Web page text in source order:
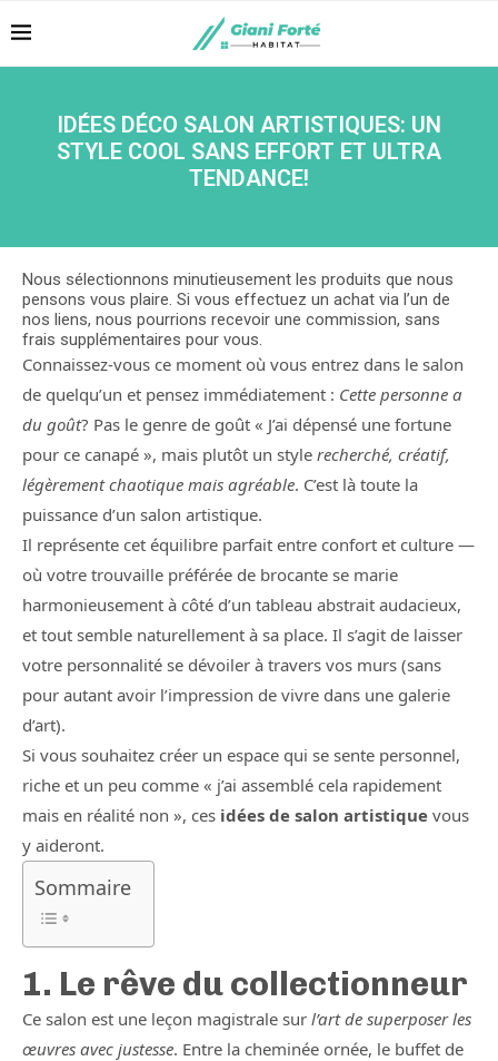
IDÉES DÉCO SALON ARTISTIQUES: UN
STYLE COOL SANS EFFORT ET ULTRA
TENDANCE!
Nous sélectionnons minutieusement les produits que nous
pensons vous plaire. Si vous effectuez un achat via l’un de
nos liens, nous pourrions recevoir une commission, sans
frais supplémentaires pour vous.
Connaissez-vous ce moment où vous entrez dans le salon
de quelqu’un et pensez immédiatement : Cette personne a
du goût? Pas le genre de goût « J’ai dépensé une fortune
pour ce canapé », mais plutôt un style recherché, créatif,
légèrement chaotique mais agréable. C’est là toute la
puissance d’un salon artistique.
Il représente cet équilibre parfait entre confort et culture —
où votre trouvaille préférée de brocante se marie
harmonieusement à côté d’un tableau abstrait audacieux,
et tout semble naturellement à sa place. Il s’agit de laisser
votre personnalité se dévoiler à travers vos murs (sans
pour autant avoir l’impression de vivre dans une galerie
d’art).
Si vous souhaitez créer un espace qui se sente personnel,
riche et un peu comme « j’ai assemblé cela rapidement
mais en réalité non », ces idées de salon artistique vous
y aideront.
Sommaire
1. Le rêve du collectionneur
Ce salon est une leçon magistrale sur l’art de superposer les
œuvres avec justesse. Entre la cheminée ornée, le buffet de